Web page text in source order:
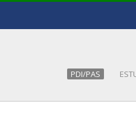
PDI/PAS